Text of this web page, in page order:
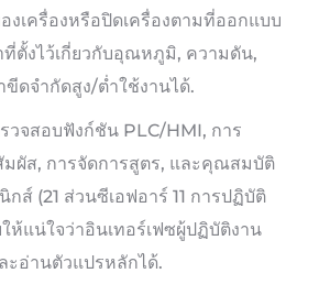
เครื่องหรือปิดเครื่องตามที่ออกแบบ
ที่ตั้งไว้เกี่ยวกับอุณหภูมิ, ความดัน,
ขีดจำกัดสูง/ต่ำใช้งานได้.
วจสอบฟังก์ชัน PLC/HMI, การ
ผัส, การจัดการสูตร, และคุณสมบัติ
ส์ (21 ส่วนซีเอฟอาร์ 11 การปฏิบัติ
ห้แน่ใจว่าอินเทอร์เฟซผู้ปฏิบัติงาน
ะอ่านตัวแปรหลักได้.